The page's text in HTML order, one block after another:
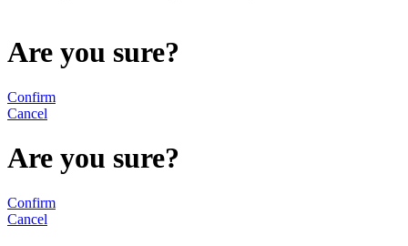
Are you sure?
Confirm
Cancel
Are you sure?
Confirm
Cancel